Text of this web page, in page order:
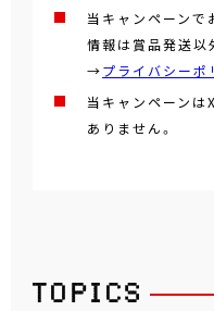
当キャンペーンで
情報は賞品発送以
→プライバシーポ
当キャンペーンは
ありません。